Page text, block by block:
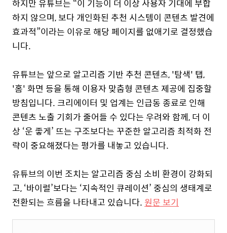
하지만 유튜브는 “이 기능이 더 이상 사용자 기대에 부합
하지 않으며, 보다 개인화된 추천 시스템이 콘텐츠 발견에
효과적”이라는 이유로 해당 페이지를 없애기로 결정했습
니다.
유튜브는 앞으로 알고리즘 기반 추천 콘텐츠, '탐색' 탭,
'홈' 화면 등을 통해 이용자 맞춤형 콘텐츠 제공에 집중할
방침입니다. 크리에이터 및 업계는 인급동 종료로 인해
콘텐츠 노출 기회가 줄어들 수 있다는 우려와 함께, 더 이
상 ‘운 좋게’ 뜨는 구조보다는 꾸준한 알고리즘 최적화 전
략이 중요해졌다는 평가를 내놓고 있습니다.
유튜브의 이번 조치는 알고리즘 중심 소비 환경이 강화되
고, ‘바이럴’보다는 ‘지속적인 큐레이션’ 중심의 생태계로
전환되는 흐름을 나타내고 있습니다. 원문 보기